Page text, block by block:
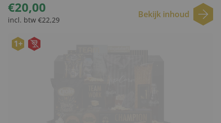
€20,00
incl. btw €22,29
Bekijk inhoud
1+